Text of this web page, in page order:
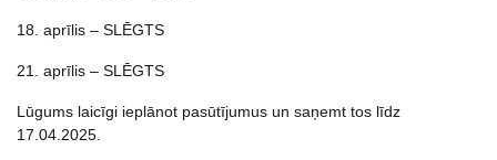
18. aprīlis – SLĒGTS
21. aprīlis – SLĒGTS
Lūgums laicīgi ieplānot pasūtījumus un saņemt tos līdz
17.04.2025.